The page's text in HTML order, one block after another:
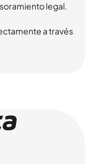
legal.
a través